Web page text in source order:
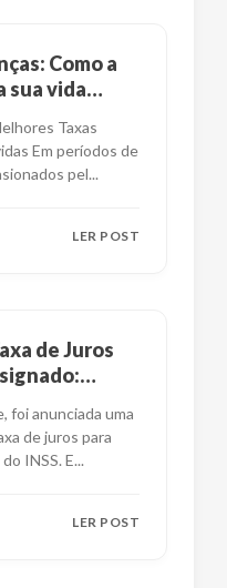
Como a
sua vida
Taxas
Em períodos de
pel...
LER POST
de Juros
foi anunciada uma
de juros para
INSS. E...
LER POST